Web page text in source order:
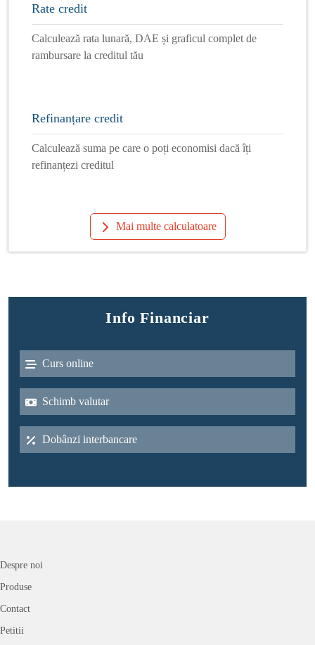
Rate credit
Calculează rata lunară, DAE și graficul complet de
rambursare la creditul tău
Refinanțare credit
Calculează suma pe care o poți economisi dacă îți
refinanțezi creditul
Mai multe calculatoare
Info Financiar
Curs online
Schimb valutar
Dobânzi interbancare
Despre noi
Produse
Contact
Petitii